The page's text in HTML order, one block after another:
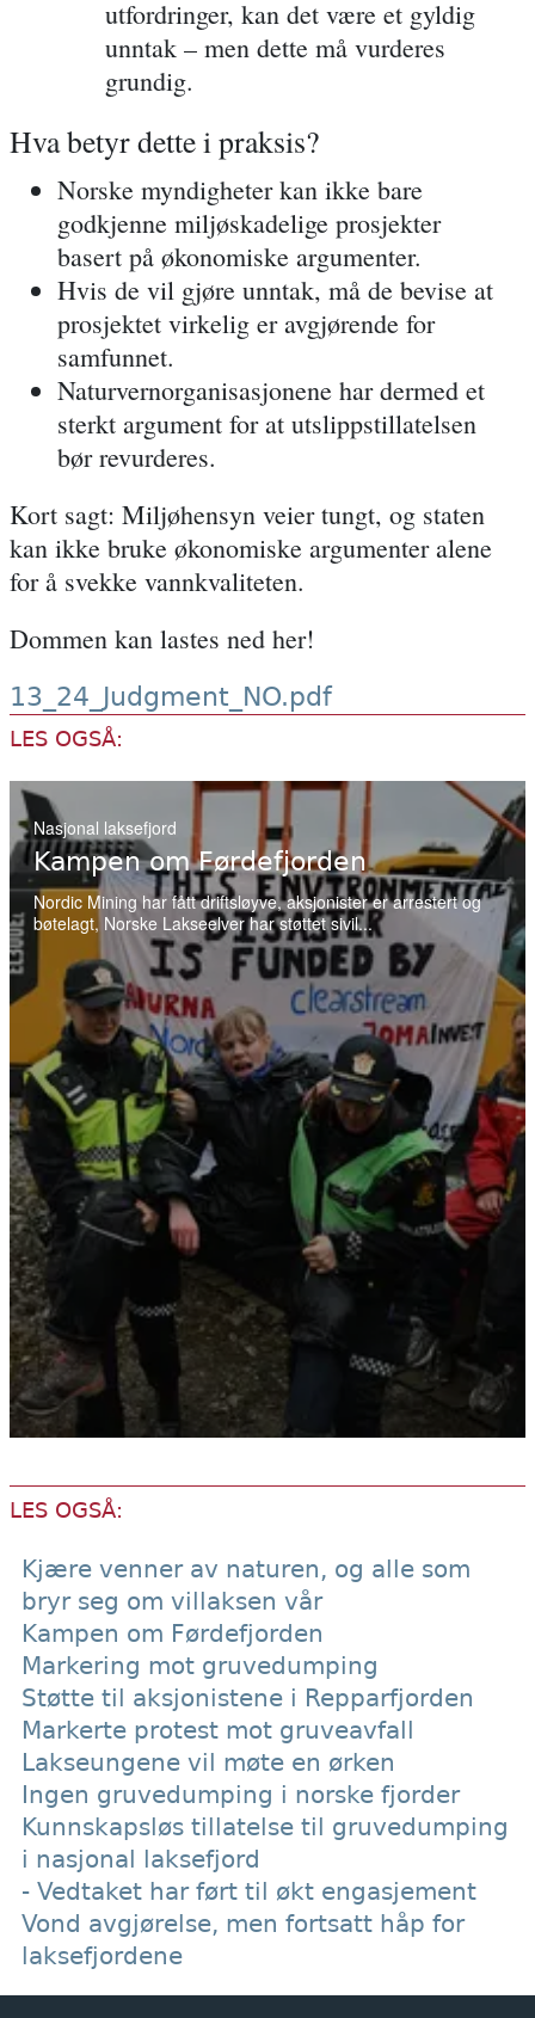
utfordringer, kan det være et gyldig
unntak – men dette må vurderes
grundig.
Hva betyr dette i praksis?
Norske myndigheter kan ikke bare
godkjenne miljøskadelige prosjekter
basert på økonomiske argumenter.
Hvis de vil gjøre unntak, må de bevise at
prosjektet virkelig er avgjørende for
samfunnet.
Naturvernorganisasjonene har dermed et
sterkt argument for at utslippstillatelsen
bør revurderes.
Kort sagt: Miljøhensyn veier tungt, og staten
kan ikke bruke økonomiske argumenter alene
for å svekke vannkvaliteten.
Dommen kan lastes ned her!
13_24_Judgment_NO.pdf
LES OGSÅ:
Nasjonal laksefjord
Kampen om Førdefjorden
Nordic Mining har fått driftsløyve, aksjonister er arrestert og
bøtelagt, Norske Lakseelver har støttet sivil...
LES OGSÅ:
Kjære venner av naturen, og alle som
bryr seg om villaksen vår
Kampen om Førdefjorden
Markering mot gruvedumping
Støtte til aksjonistene i Repparfjorden
Markerte protest mot gruveavfall
Lakseungene vil møte en ørken
Ingen gruvedumping i norske fjorder
Kunnskapsløs tillatelse til gruvedumping
i nasjonal laksefjord
- Vedtaket har ført til økt engasjement
Vond avgjørelse, men fortsatt håp for
laksefjordene